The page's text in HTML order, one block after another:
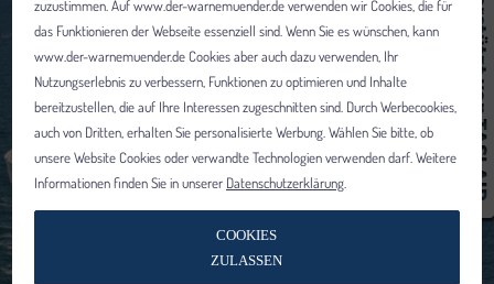
zuzustimmen. Auf www.der-warnemuender.de verwenden wir Cookies, die für
das Funktionieren der Webseite essenziell sind. Wenn Sie es wünschen, kann
www.der-warnemuender.de Cookies aber auch dazu verwenden, Ihr
Nutzungserlebnis zu verbessern, Funktionen zu optimieren und Inhalte
bereitzustellen, die auf Ihre Interessen zugeschnitten sind. Durch Werbecookies,
auch von Dritten, erhalten Sie personalisierte Werbung. Wählen Sie bitte, ob
unsere Website Cookies oder verwandte Technologien verwenden darf. Weitere
Informationen finden Sie in unserer Datenschutzerklärung
COOKIES
ZULASSEN